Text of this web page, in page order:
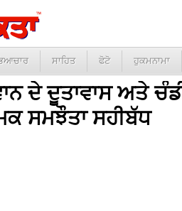
ਸਾਹਿਤ ਫੋਟੋ ਹੁਕਮਨਾਮਾ
ਦੇ ਦੂਤਾਵਾਸ ਅਤੇ
ਸਮਝੌਤਾ ਸਹੀਬੱਧ